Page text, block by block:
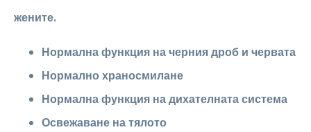
жените.
Нормална функция на черния дроб и червата
Нормално храносмилане
Нормална функция на дихателната система
Освежаване на тялото